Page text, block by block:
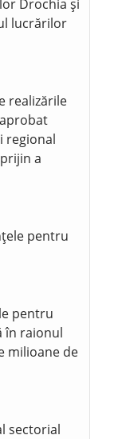
Drochia și
lucrărilor
realizările
regional
a
pentru
pentru
în raionul
milioane de
sectorial